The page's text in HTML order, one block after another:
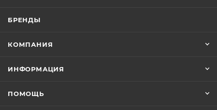
БРЕНДЫ
КОМПАНИЯ
ИНФОРМАЦИЯ
ПОМОЩЬ